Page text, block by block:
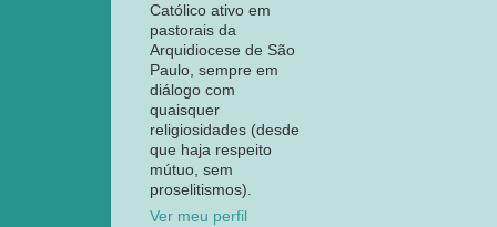
Católico ativo em
pastorais da
Arquidiocese de São
Paulo, sempre em
diálogo com
quaisquer
religiosidades (desde
que haja respeito
mútuo, sem
proselitismos).
Ver meu perfil